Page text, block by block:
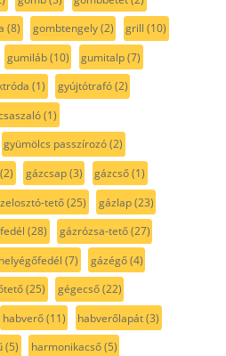
(8) gombtengely(2) grill (10)
gumiláb(10) gumitalp(7)
(1) gyújtótrafó(2)
(1)
gyümölcs passzírozó(2)
(2) gázcsap(3) gázcső(1)
tető(25) gázlap(23)
(28) gázrózsa-tető(27)
(7) gázégő(4)
(25) gégecső(22)
habverő(11) habverőlapát(3)
(5) harmonikacső(5)